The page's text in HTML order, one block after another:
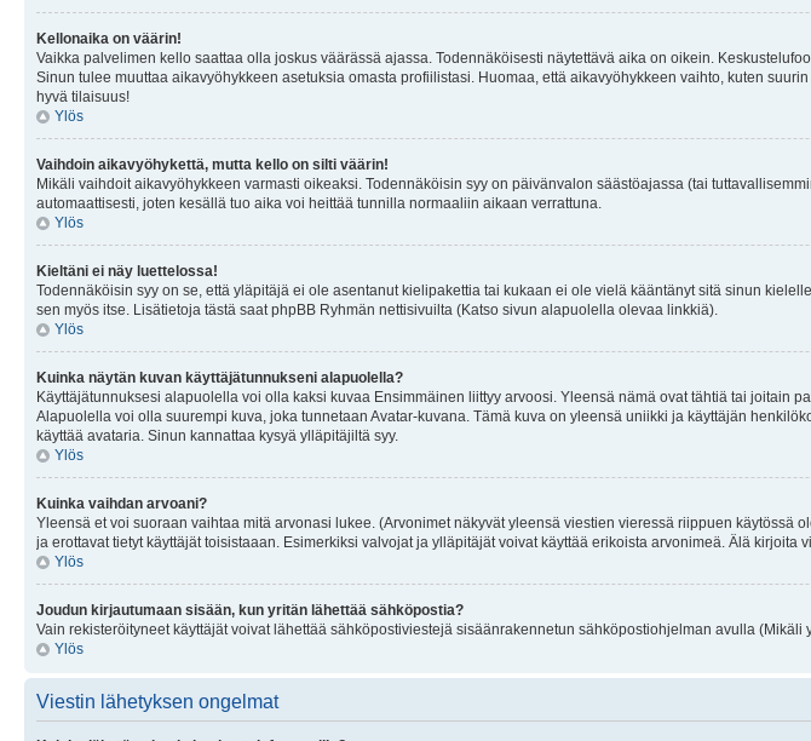
Kellonaika on väärin!
Vaikka palvelimen kello saattaa olla joskus väärässä ajassa. Todennäköisesti näytettävä aika on oikein.
Sinun tulee muuttaa aikavyöhykkeen asetuksia omasta profiilistasi. Huomaa, että aikavyöhykkeen vaihto, kuten
hyvä tilaisuus!
Ylös
Vaihdoin aikavyöhykettä, mutta kello on silti väärin!
Mikäli vaihdoit aikavyöhykkeen varmasti oikeaksi. Todennäköisin syy on päivänvalon säästöajassa (tai
automaattisesti, joten kesällä tuo aika voi heittää tunnilla normaaliin aikaan verrattuna.
Ylös
Kieltäni ei näy luettelossa!
Todennäköisin syy on se, että yläpitäjä ei ole asentanut kielipakettia tai kukaan ei ole vielä kääntänyt sitä sinun
sen myös itse. Lisätietoja tästä saat phpBB Ryhmän nettisivuilta (Katso sivun alapuolella olevaa linkkiä).
Ylös
Kuinka näytän kuvan käyttäjätunnukseni alapuolella?
Käyttäjätunnuksesi alapuolella voi olla kaksi kuvaa Ensimmäinen liittyy arvoosi. Yleensä nämä ovat tähtiä tai joitain
Alapuolella voi olla suurempi kuva, joka tunnetaan Avatar-kuvana. Tämä kuva on yleensä uniikki ja käyttäjän
käyttää avataria. Sinun kannattaa kysyä ylläpitäjiltä syy.
Ylös
Kuinka vaihdan arvoani?
Yleensä et voi suoraan vaihtaa mitä arvonasi lukee. (Arvonimet näkyvät yleensä viestien vieressä riippuen
ja erottavat tietyt käyttäjät toisistaaan. Esimerkiksi valvojat ja ylläpitäjät voivat käyttää erikoista arvonimeä. Älä
Ylös
Joudun kirjautumaan sisään, kun yritän lähettää sähköpostia?
Vain rekisteröityneet käyttäjät voivat lähettää sähköpostiviestejä sisäänrakennetun sähköpostiohjelman avulla
Ylös
Viestin lähetyksen ongelmat